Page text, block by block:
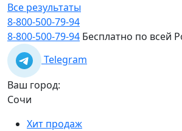
Все результаты
8-800-500-79-94
8-800-500-79-94 Бесплатно по всей
Telegram
Ваш город:
Сочи
Хит продаж